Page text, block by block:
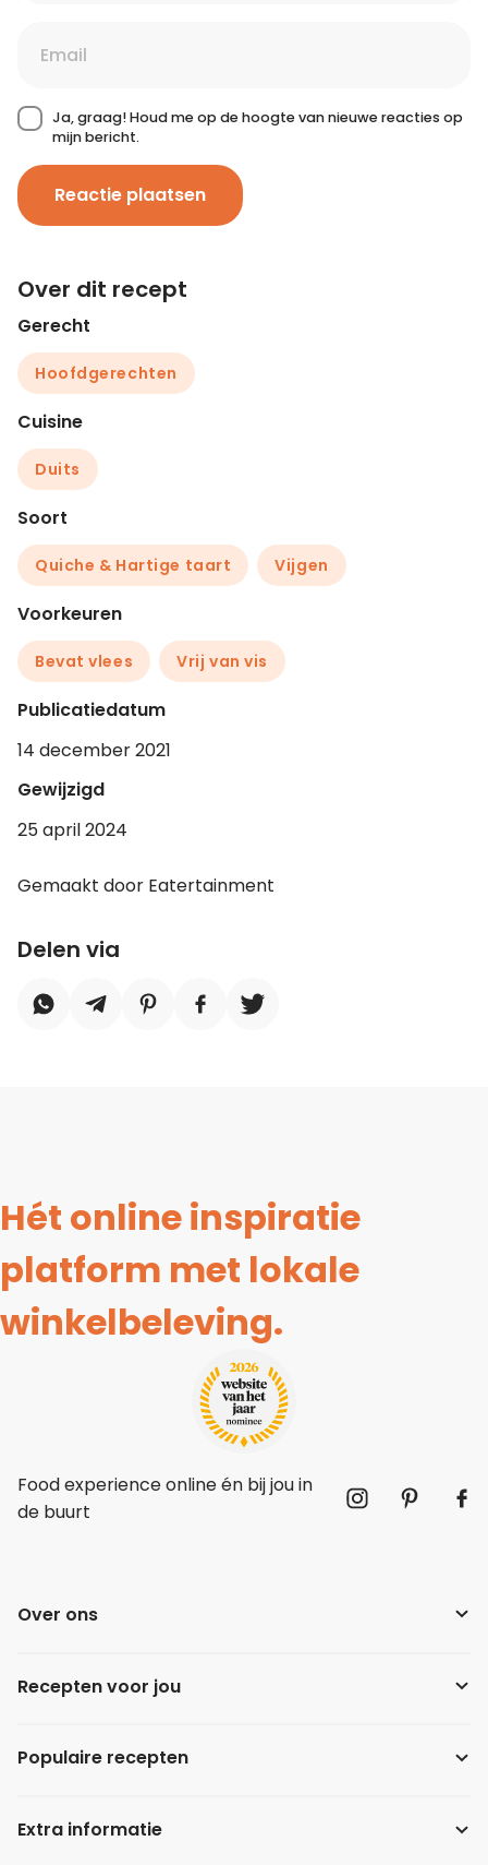
Ja, graag! Houd me op de hoogte van nieuwe reacties op
mijn bericht.
Reactie plaatsen
Over dit recept
Gerecht
Hoofdgerechten
Cuisine
Duits
Soort
Quiche & Hartige taart Vijgen
Voorkeuren
Bevat vlees Vrij van vis
Publicatiedatum
14 december 2021
Gewijzigd
25 april 2024
Gemaakt door Eatertainment
Delen via
Hét online inspiratie
platform met lokale
winkelbeleving.
Food experience online én bij jou in
de buurt
Over ons
Recepten voor jou
Populaire recepten
Extra informatie